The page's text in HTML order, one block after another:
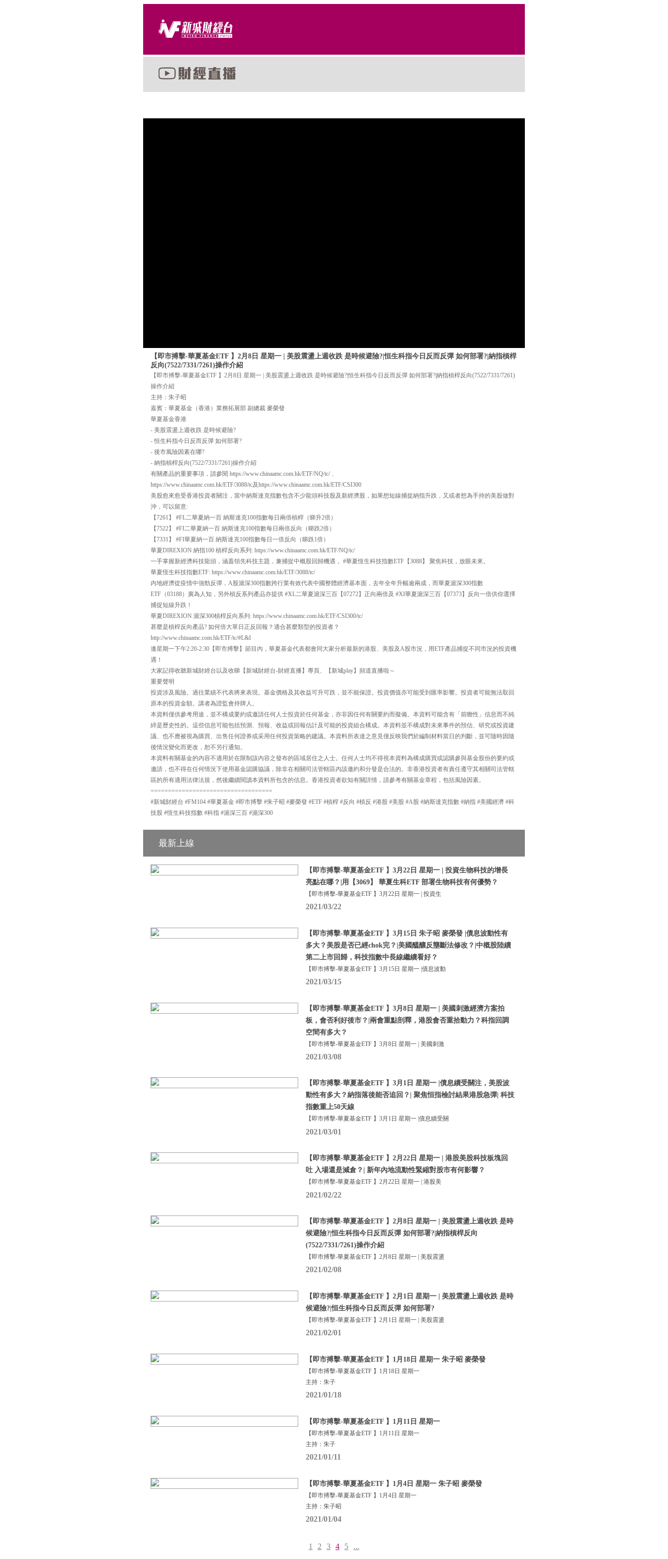
【即市搏擊-華夏基金ETF 】2月8日 星期一 | 美股震盪上週收跌 是時候避險?|恒生科指今日反而反彈 如何部署?|納指槓桿
反向(7522/7331/7261)操作介紹
【即市搏擊-華夏基金ETF 】2月8日 星期一 | 美股震盪上週收跌 是時候避險?|恒生科指今日反而反彈 如何部署?|納指槓桿反向(7522/7331/7261)
操作介紹
主持：朱子昭
嘉賓：華夏基金（香港）業務拓展部 副總裁 麥榮發
華夏基金香港
- 美股震盪上週收跌 是時候避險?
- 恒生科指今日反而反彈 如何部署?
- 後市風險因素在哪?
- 納指槓桿反向(7522/7331/7261)操作介紹
有關產品的重要事項，請參閱 https://www.chinaamc.com.hk/ETF/NQ/tc/ 、
https://www.chinaamc.com.hk/ETF/3088/tc及https://www.chinaamc.com.hk/ETF/CSI300
美股愈來愈受香港投資者關注，當中納斯達克指數包含不少龍頭科技股及新經濟股，如果想短線捕捉納指升跌，又或者想為手持的美股做對
沖，可以留意:
【7261】 #FL二華夏納一百 納斯達克100指數每日兩倍槓桿（睇升2倍）
【7522】 #FI二華夏納一百 納斯達克100指數每日兩倍反向（睇跌2倍）
【7331】 #FI華夏納一百 納斯達克100指數每日一倍反向（睇跌1倍）
華夏DIREXION 納指100 槓桿反向系列: https://www.chinaamc.com.hk/ETF/NQ/tc/
一手掌握新經濟科技龍頭，涵蓋領先科技主題，兼捕捉中概股回歸機遇， #華夏恆生科技指數ETF【3088】 聚焦科技，放眼未來。
華夏恆生科技指數ETF: https://www.chinaamc.com.hk/ETF/3088/tc/
內地經濟從疫情中強勁反彈，A股滬深300指數跨行業有效代表中國整體經濟基本面，去年全年升幅逾兩成，而華夏滬深300指數
ETF（03188）廣為人知，另外槓反系列產品亦提供 #XL二華夏滬深三百【07272】正向兩倍及 #XI華夏滬深三百【07373】反向一倍供你選擇
捕捉短線升跌！
華夏DIREXION 滬深300槓桿反向系列: https://www.chinaamc.com.hk/ETF/CSI300/tc/
甚麼是槓桿反向產品? 如何倍大單日正反回報？適合甚麼類型的投資者？
http://www.chinaamc.com.hk/ETF/tc/#L&I
逢星期一下午2:20-2:30【即市搏擊】節目內，華夏基金代表都會同大家分析最新的港股、美股及A股市況，用ETF產品捕捉不同市況的投資機
遇！
大家記得收聽新城財經台以及收睇【新城財經台-財經直播】專頁、【新城play】頻道直播啦～
重要聲明
投資涉及風險。過往業績不代表將來表現。基金價格及其收益可升可跌，並不能保證。投資價值亦可能受到匯率影響。投資者可能無法取回
原本的投資金額。講者為證監會持牌人。
本資料僅供參考用途，並不構成要約或邀請任何人士投資於任何基金，亦非因任何有關要約而擬備。本資料可能含有「前瞻性」信息而不純
綷是歷史性的。這些信息可能包括預測、預報、收益或回報估計及可能的投資組合構成。本資料並不構成對未來事件的預估、研究或投資建
議、也不應被視為購買、出售任何證券或采用任何投資策略的建議。本資料所表達之意見僅反映我們於編制材料當日的判斷，並可隨時因隨
後情況變化而更改，恕不另行通知。
本資料有關基金的內容不適用於在限制該內容之發布的區域居住之人士。任何人士均不得視本資料為構成購買或認購參與基金股份的要約或
邀請，也不得在任何情況下使用基金認購協議，除非在相關司法管轄區內該邀約和分發是合法的。非香港投資者有責任遵守其相關司法管轄
區的所有適用法律法規，然後繼續閱讀本資料所包含的信息。香港投資者欲知有關詳情，請參考有關基金章程，包括風險因素。
===================================
#新城財經台 #FM104 #華夏基金 #即市搏擊 #朱子昭 #麥榮發 #ETF #槓桿 #反向 #槓反 #港股 #美股 #A股 #納斯達克指數 #納指 #美國經濟 #科
技股 #恆生科技指數 #科指 #滬深三百 #滬深300
最新上線
【即市搏擊-華夏基金ETF 】3月22日 星期一 | 投資生物科技的增長
亮點在哪？|用【3069】 華夏生科ETF 部署生物科技有何優勢？
【即市搏擊-華夏基金ETF 】3月22日 星期一 | 投資生
2021/03/22
【即市搏擊-華夏基金ETF 】3月15日 朱子昭 麥榮發 |債息波動性有
多大？美股是否已經chok完？|美國醞釀反壟斷法修改？|中概股陸續
第二上市回歸，科技指數中長線繼續看好？
【即市搏擊-華夏基金ETF 】3月15日 星期一 |債息波動
2021/03/15
【即市搏擊-華夏基金ETF 】3月8日 星期一 | 美國刺激經濟方案拍
板，會否利好後市？|兩會重點剖釋，港股會否重拾動力？科指回調
空間有多大？
【即市搏擊-華夏基金ETF 】3月8日 星期一 | 美國刺激
2021/03/08
【即市搏擊-華夏基金ETF 】3月1日 星期一 |債息續受關注，美股波
動性有多大？納指落後能否追回？| 聚焦恒指檢討結果港股急彈| 科技
指數重上50天線
【即市搏擊-華夏基金ETF 】3月1日 星期一 |債息續受關
2021/03/01
【即市搏擊-華夏基金ETF 】2月22日 星期一 | 港股美股科技板塊回
吐 入場還是減倉？| 新年內地流動性緊縮對股市有何影響？
【即市搏擊-華夏基金ETF 】2月22日 星期一 | 港股美
2021/02/22
【即市搏擊-華夏基金ETF 】2月8日 星期一 | 美股震盪上週收跌 是時
候避險?|恒生科指今日反而反彈 如何部署?|納指槓桿反向
(7522/7331/7261)操作介紹
【即市搏擊-華夏基金ETF 】2月8日 星期一 | 美股震盪
2021/02/08
【即市搏擊-華夏基金ETF 】2月1日 星期一 | 美股震盪上週收跌 是時
候避險?|恒生科指今日反而反彈 如何部署?
【即市搏擊-華夏基金ETF 】2月1日 星期一 | 美股震盪
2021/02/01
【即市搏擊-華夏基金ETF 】1月18日 星期一 朱子昭 麥榮發
【即市搏擊-華夏基金ETF 】1月18日 星期一
主持：朱子
2021/01/18
【即市搏擊-華夏基金ETF 】1月11日 星期一
【即市搏擊-華夏基金ETF 】1月11日 星期一
主持：朱子
2021/01/11
【即市搏擊-華夏基金ETF 】1月4日 星期一 朱子昭 麥榮發
【即市搏擊-華夏基金ETF 】1月4日 星期一
主持：朱子昭
2021/01/04
1 2 3 4 5 ...